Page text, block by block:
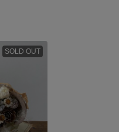
SOLD OUT